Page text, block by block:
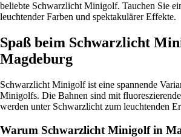
beliebte Schwarzlicht Minigolf. Tauchen Sie
leuchtender Farben und spektakulärer Effekte.
Spaß beim Schwarzlicht
Magdeburg
Schwarzlicht Minigolf ist eine spannende
Minigolfs. Die Bahnen sind mit
werden unter Schwarzlicht zum leuchtenden
Warum Schwarzlicht Minigolf in